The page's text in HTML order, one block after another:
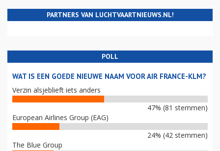
PARTNERS VAN LUCHTVAARTNIEUWS.NL!
POLL
WAT IS EEN GOEDE NIEUWE NAAM VOOR AIR FRANCE-KLM?
Verzin alsjeblieft iets anders
47% (81 stemmen)
European Airlines Group (EAG)
24% (42 stemmen)
The Blue Group